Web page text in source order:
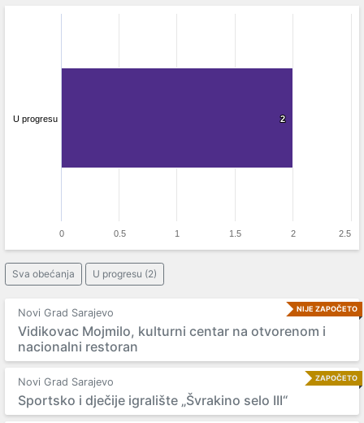
2
2
0 0.5 1 1.5 2 2.5
U progresu
Sva obećanja U progresu (2)
NIJE ZAPOČETO
Novi Grad Sarajevo
Vidikovac Mojmilo, kulturni centar na otvorenom i
nacionalni restoran
ZAPOČETO
Novi Grad Sarajevo
Sportsko i dječije igralište „Švrakino selo III“